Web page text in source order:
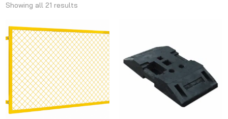
Showing all 21 results